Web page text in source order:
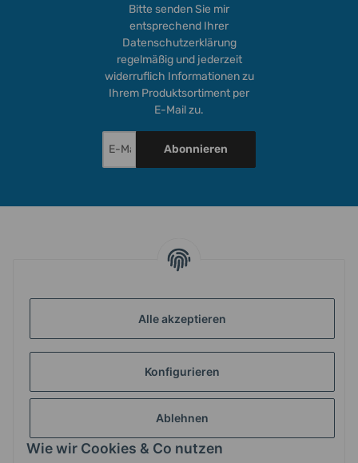
Alle akzeptieren
Konfigurieren
Ablehnen
Wie wir Cookies & Co nutzen
Bitte senden Sie mir
entsprechend Ihrer
Datenschutzerklärung
regelmäßig und jederzeit
widerruflich Informationen zu
Ihrem Produktsortiment per
E-Mail zu.
Abonnieren
INFORMATIONEN
GESETZLICHE INFORMATIONEN
ZAHLUNG & VERSAND